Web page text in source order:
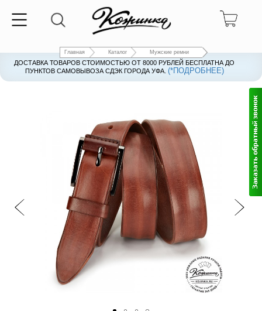
Главная Каталог Мужские ремни
ДОСТАВКА ТОВАРОВ СТОИМОСТЬЮ ОТ 8000 РУБЛЕЙ БЕСПЛАТНА ДО
ПУНКТОВ САМОВЫВОЗА СДЭК ГОРОДА УФА. (*ПОДРОБНЕЕ)